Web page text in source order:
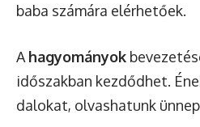
baba számára elérhetőek.
A hagyományok
időszakban kezdődhet.
dalokat, olvashatunk